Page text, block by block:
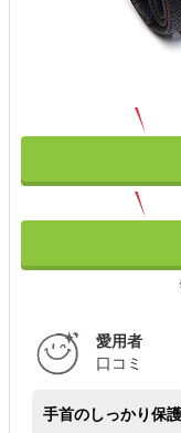
愛用者
口コミ
手首のしっかり保護